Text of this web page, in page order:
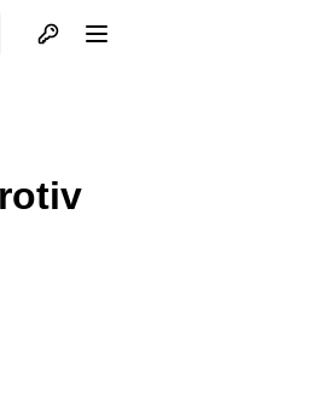
Otvori profil